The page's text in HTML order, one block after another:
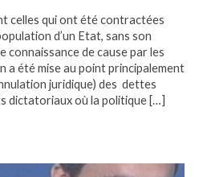
celles qui ont été contractées
d’un Etat, sans son
de cause par les
a été mise au point principalement
juridique) des dettes
dictatoriaux où la politique […]